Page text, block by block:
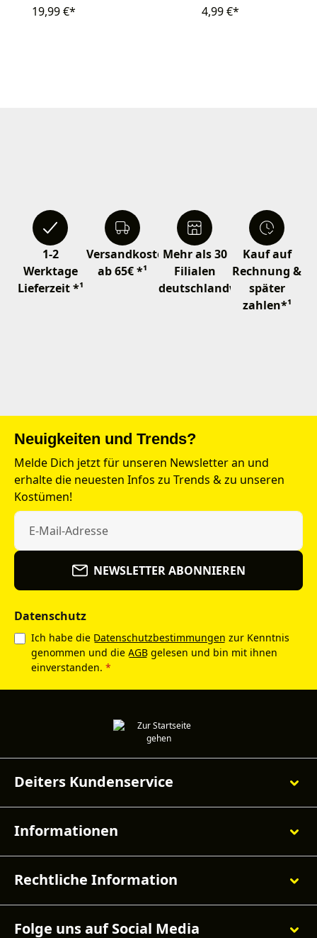
19,99 €*
4,99 €*
1-2
Werktage
Lieferzeit *¹
Versandkostenfrei
ab 65€ *¹
Mehr als 30
Filialen
deutschlandweit
Kauf auf
Rechnung &
später
zahlen*¹
Neuigkeiten und Trends?
Melde Dich jetzt für unseren Newsletter an und
erhalte die neuesten Infos zu Trends & zu unseren
Kostümen!
NEWSLETTER ABONNIEREN
Datenschutz
Ich habe die Datenschutzbestimmungen zur Kenntnis
genommen und die AGB gelesen und bin mit ihnen
einverstanden. *
Deiters Kundenservice
Informationen
Rechtliche Information
Folge uns auf Social Media